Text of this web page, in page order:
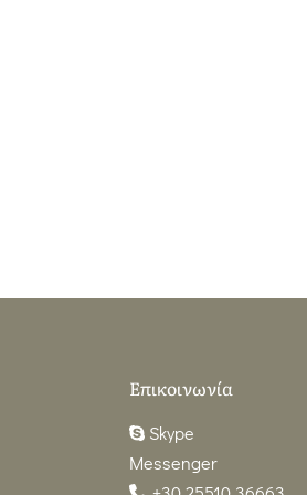
Επικοινωνία
Skype
Messenger